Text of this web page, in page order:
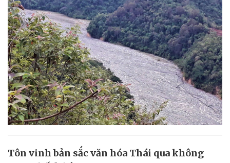
Tôn vinh bản sắc văn hóa Thái qua không